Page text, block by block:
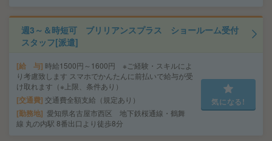
週3～＆時短可 ブリリアンスプラス ショールーム受付
スタッフ[派遣]
給 与 時給1500円～1600円 ※ご経験・スキルによ
り考慮致します スマホでかんたんに前払いで給与が受
け取れます（※上限、条件あり）
交通費 交通費全額支給（規定あり）
勤務地 愛知県名古屋市西区 地下鉄桜通線・鶴舞
線 丸の内駅 8番出口より徒歩8分
気になる!